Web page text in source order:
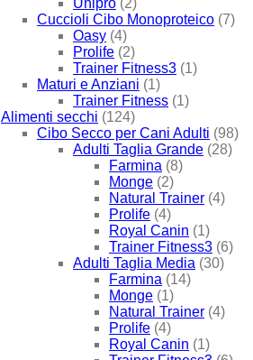
Unipro (2)
Cuccioli Cibo Monoproteico (7)
Oasy (4)
Prolife (2)
Trainer Fitness3 (1)
Maturi e Anziani (1)
Trainer Fitness (1)
Alimenti secchi (124)
Cibo Secco per Cani Adulti (98)
Adulti Taglia Grande (28)
Farmina (8)
Monge (2)
Natural Trainer (4)
Prolife (4)
Royal Canin (1)
Trainer Fitness3 (6)
Adulti Taglia Media (30)
Farmina (14)
Monge (1)
Natural Trainer (4)
Prolife (4)
Royal Canin (1)